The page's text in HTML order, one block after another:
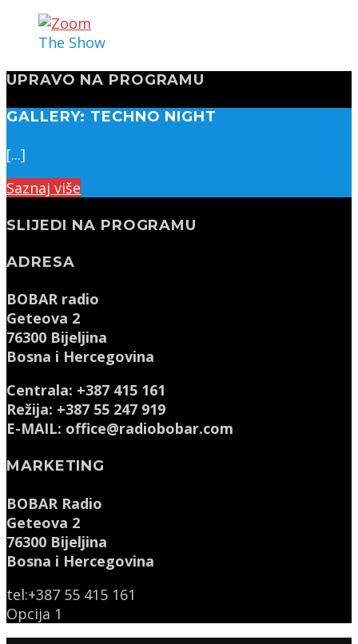
The Show
UPRAVO NA PROGRAMU
GALLERY: TECHNO NIGHT
[...]
Saznaj više
SLIJEDI NA PROGRAMU
ADRESA
BOBAR radio
Geteova 2
76300 Bijeljina
Bosna i Hercegovina
Centrala: +387 415 161
Režija: +387 55 247 919
E-MAIL: office@radiobobar.com
MARKETING
BOBAR Radio
Geteova 2
76300 Bijeljina
Bosna i Hercegovina
tel:+387 55 415 161
Opcija 1